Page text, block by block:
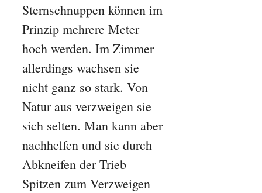
Sternschnuppen können im
Prinzip mehrere Meter
hoch werden. Im Zimmer
allerdings wachsen sie
nicht ganz so stark. Von
Natur aus verzweigen sie
sich selten. Man kann aber
nachhelfen und sie durch
Abkneifen der Trieb
Spitzen zum Verzweigen